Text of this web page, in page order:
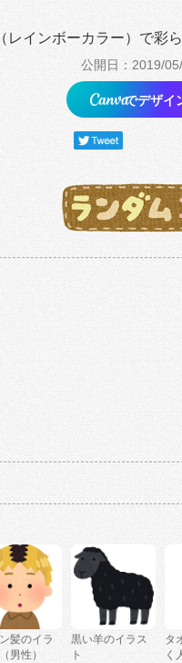
レインボーカラー）で彩
公開日：2019/
でデザイ
髪のイラ
男性）
黒い羊のイラス
ト
タ
く